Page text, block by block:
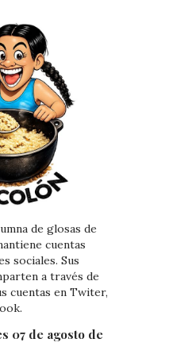
de glosas de
cuentas
sociales. Sus
a través de
cuentas en Twiter,
07 de agosto de